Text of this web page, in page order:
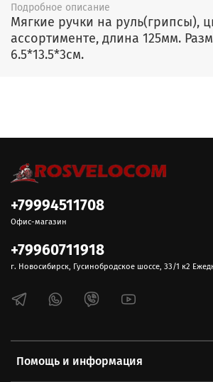
Подробное описание
Мягкие ручки на руль(грипсы),
ассортименте, длина 125мм.
6.5*13.5*3см.
Помощь и информация
+79994511708
Офис-магазин
+79960711918
г. Новосибирск, Гусинобродское шоссе, 33/1 к2